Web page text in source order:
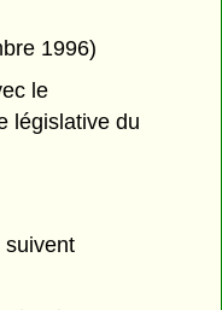
1996)
le
législative du
suivent